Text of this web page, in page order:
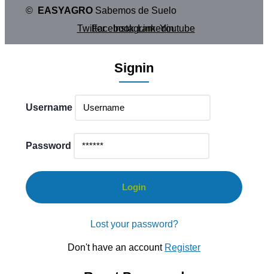
© EASYAGRO Sabemos de Suelo
TwitterFacebookInstagramLinkedinYoutube
Signin
Username
Password
Lost your password?
Don't have an account Register